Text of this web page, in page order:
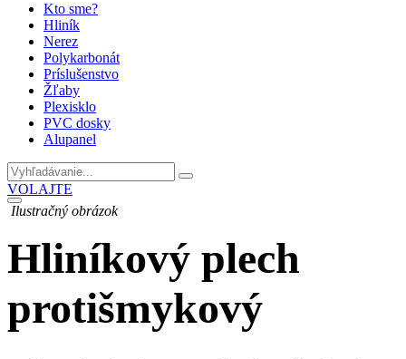
Kto sme?
Hliník
Nerez
Polykarbonát
Príslušenstvo
Žľaby
Plexisklo
PVC dosky
Alupanel
VOLAJTE
Ilustračný obrázok
Hliníkový plech
protišmykový